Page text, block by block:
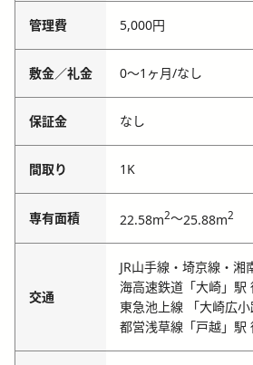
管理費 5,000円
敷金／礼金 0〜1ヶ月/なし
保証金 なし
間取り 1K
専有面積 22.58m2～25.88m2
交通
JR山手線・埼京線・
海高速鉄道「大崎」駅
東急池上線 「大崎広
都営浅草線「戸越」駅